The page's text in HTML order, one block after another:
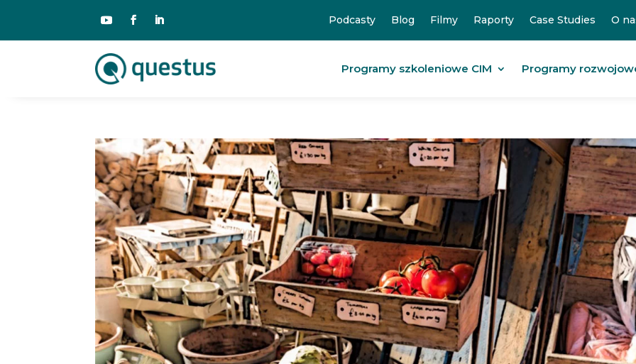
Podcasty Blog Filmy Raporty Case Studies O
Programy szkoleniowe CIM Programy